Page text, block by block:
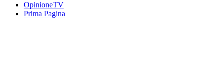
OpinioneTV
Prima Pagina